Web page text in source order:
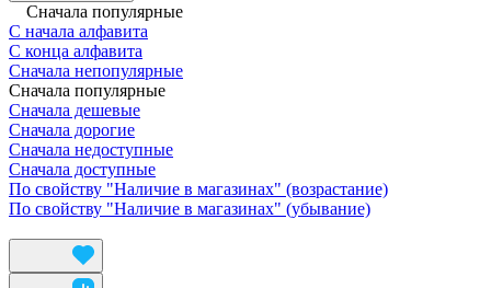
Сначала популярные
С начала алфавита
С конца алфавита
Сначала непопулярные
Сначала популярные
Сначала дешевые
Сначала дорогие
Сначала недоступные
Сначала доступные
По свойству "Наличие в магазинах" (возрастание)
По свойству "Наличие в магазинах" (убывание)